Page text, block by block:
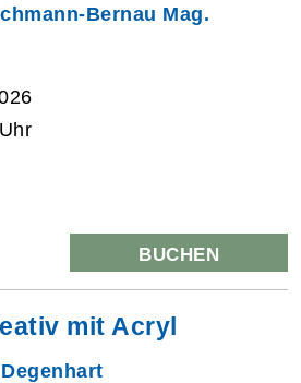
Bernau Mag.
BUCHEN
mit Acryl